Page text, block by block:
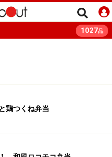
1027品
鶏つくね弁当